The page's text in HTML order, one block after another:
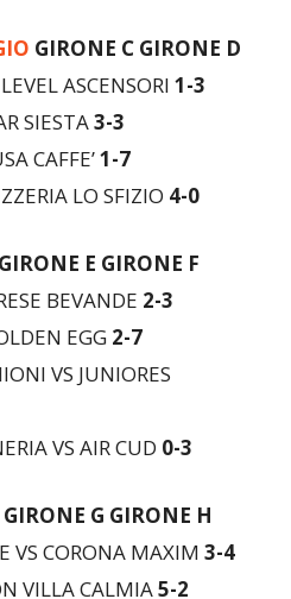
ASCENSORI1-3
SIESTA3-3
CAFFE’1-7
LO SFIZIO
BEVANDE2-3
EGG2-7
VS JUNIORES
VS AIR CUD
VS CORONA MAXIM3-4
VILLA CALMIA5-2
VS BAITA MAGISTER